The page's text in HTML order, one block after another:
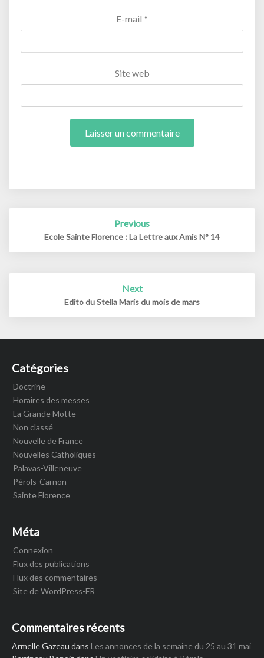
E-mail *
Site web
Previous
Ecole Sainte Florence : La Lettre aux Amis N° 14
Next
Edito du Stella Maris du mois de mars
Catégories
Doctrine
Horaires des messes
La Grande Motte
Non classé
Nouvelle de France
Nouvelles Catholiques
Palavas-Villeneuve
Pérols-Carnon
Sainte Florence
Méta
Connexion
Flux des publications
Flux des commentaires
Site de WordPress-FR
Commentaires récents
Armelle Gazeau dans Les annonces de la semaine du 25 au 31 mai